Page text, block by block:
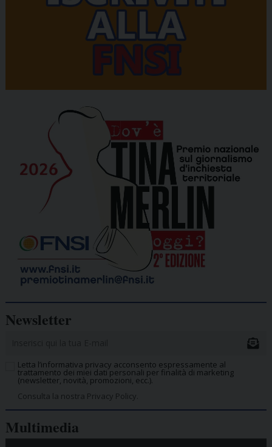
Newsletter
Letta l’informativa privacy acconsento espressamente al
trattamento dei miei dati personali per finalità di marketing
(newsletter, novità, promozioni, ecc.).
Consulta la nostra Privacy Policy.
Multimedia